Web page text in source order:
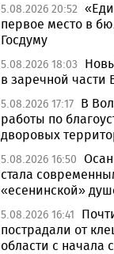
5.08.2026 20:52
первое место в
Госдуму
5.08.2026 18:03
в заречной части
5.08.2026 17:17 В
работы по
дворовых
5.08.2026 16:50
стала
«есенинской»
5.08.2026 16:41
пострадали от
области с начала